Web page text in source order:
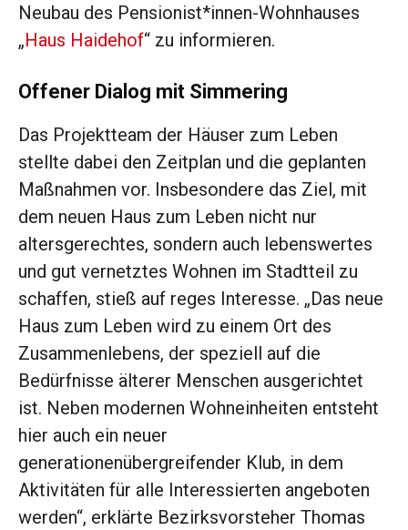
Neubau des Pensionist*innen-Wohnhauses
„Haus Haidehof“ zu informieren.
Offener Dialog mit Simmering
Das Projektteam der Häuser zum Leben
stellte dabei den Zeitplan und die geplanten
Maßnahmen vor. Insbesondere das Ziel, mit
dem neuen Haus zum Leben nicht nur
altersgerechtes, sondern auch lebenswertes
und gut vernetztes Wohnen im Stadtteil zu
schaffen, stieß auf reges Interesse. „Das neue
Haus zum Leben wird zu einem Ort des
Zusammenlebens, der speziell auf die
Bedürfnisse älterer Menschen ausgerichtet
ist. Neben modernen Wohneinheiten entsteht
hier auch ein neuer
generationenübergreifender Klub, in dem
Aktivitäten für alle Interessierten angeboten
werden“, erklärte Bezirksvorsteher Thomas